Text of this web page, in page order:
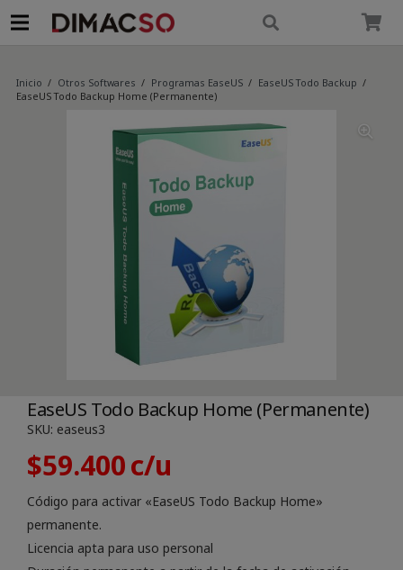
Inicio / Otros Softwares / Programas EaseUS / EaseUS Todo Backup /
EaseUS Todo Backup Home (Permanente)
EaseUS Todo Backup Home (Permanente)
SKU: easeus3
$59.400
Código para activar «EaseUS Todo Backup Home»
permanente.
Licencia apta para uso personal
modal-check